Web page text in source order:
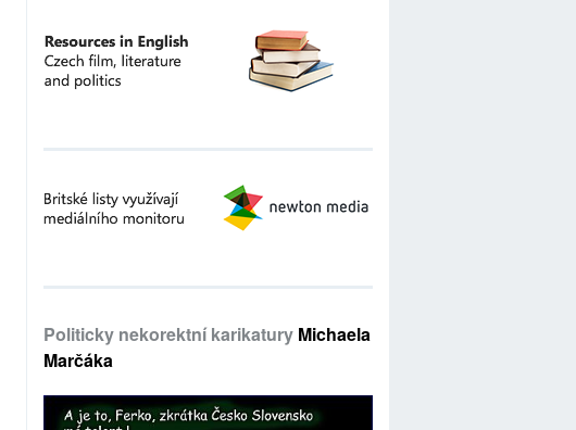
Politicky nekorektní karikatury Michaela
Marčáka